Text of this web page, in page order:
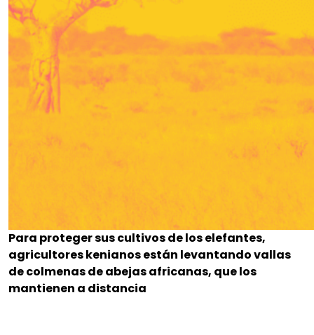
Para proteger sus cultivos de los elefantes,
agricultores kenianos están levantando vallas
de colmenas de abejas africanas, que los
mantienen a distancia